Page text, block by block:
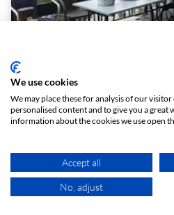
FLOßBOOT und los
Floßboot
Op aanvraag
We use cookies
We may place these for analysis of our
personalised content and to give you a great
information about the cookies we use open
Accept all
No, adjust